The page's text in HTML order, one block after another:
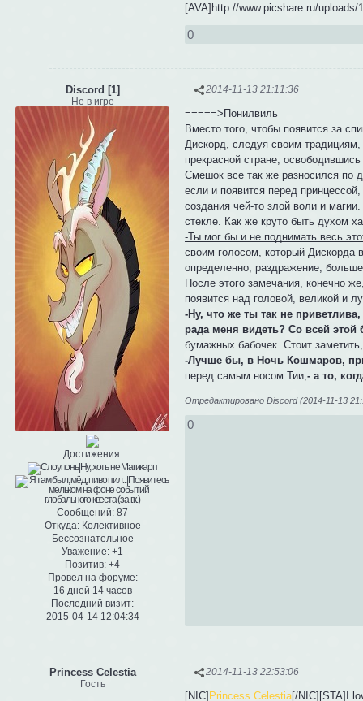
[AVA]http://www.picshare.ru/
0
2014-11-13 21:11:36
Discord [1]
Не в игре
Достижения:
Сообщений: 87
Откуда:Колективное
Бессознательное
Уважение: +1
Позитив: +4
Провел на форуме:
16 дней 14 часов
Последний визит:
2015-04-14 12:04:34
=====>Понилвиль
Вместо того, чтобы появится за
Дискорд, следуя своим
прекрасной стране,
Смешок все так же разносился по
если и появится перед
создания чей-то злой воли и
стекле. Как же круто быть духом
-Ты мог бы и не поднимать весь
своим голосом, который Дискорда
определенно, раздражение,
После этого замечания, конечно
появится над головой, великой и
-Ну, что же ты так не
рада меня видеть? Со всей
бумажных бабочек. Стоит
-Лучше бы, в Ночь Кошмаров,
перед самым носом Тии,- а то,
Отредактировано Discord (2014-11-13
0
2014-11-13 22:53:06
Princess Celestia
Гость
[NIC] Princess Celestia[/NIC][STA]I